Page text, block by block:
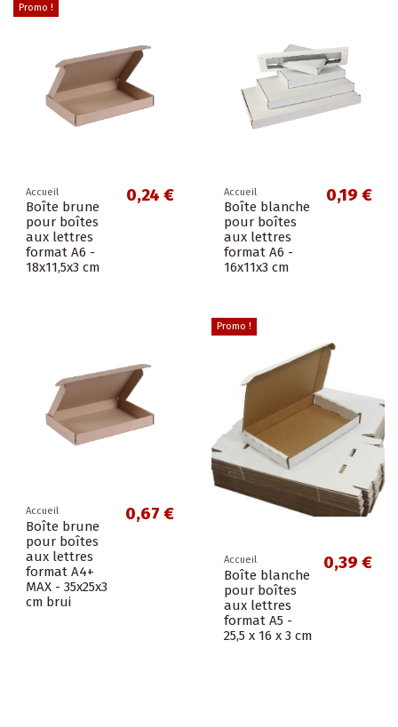
Promo !
Accueil
Boîte brune
pour boîtes
aux lettres
format A6 -
18x11,5x3 cm
0,24 € Accueil
Boîte blanche
pour boîtes
aux lettres
format A6 -
16x11x3 cm
0,19 €
Accueil
Boîte brune
pour boîtes
aux lettres
format A4+
MAX - 35x25x3
cm brui
0,67 €
Promo !
Accueil
Boîte blanche
pour boîtes
aux lettres
format A5 -
25,5 x 16 x 3 cm
0,39 €